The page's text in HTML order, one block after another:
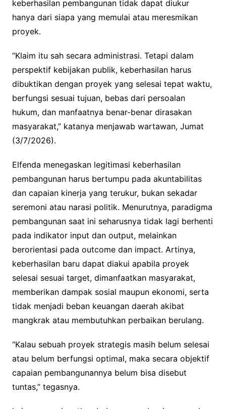
keberhasilan pembangunan tidak dapat diukur
hanya dari siapa yang memulai atau meresmikan
proyek.
“Klaim itu sah secara administrasi. Tetapi dalam
perspektif kebijakan publik, keberhasilan harus
dibuktikan dengan proyek yang selesai tepat waktu,
berfungsi sesuai tujuan, bebas dari persoalan
hukum, dan manfaatnya benar-benar dirasakan
masyarakat,” katanya menjawab wartawan, Jumat
(3/7/2026).
Elfenda menegaskan legitimasi keberhasilan
pembangunan harus bertumpu pada akuntabilitas
dan capaian kinerja yang terukur, bukan sekadar
seremoni atau narasi politik. Menurutnya, paradigma
pembangunan saat ini seharusnya tidak lagi berhenti
pada indikator input dan output, melainkan
berorientasi pada outcome dan impact. Artinya,
keberhasilan baru dapat diakui apabila proyek
selesai sesuai target, dimanfaatkan masyarakat,
memberikan dampak sosial maupun ekonomi, serta
tidak menjadi beban keuangan daerah akibat
mangkrak atau membutuhkan perbaikan berulang.
“Kalau sebuah proyek strategis masih belum selesai
atau belum berfungsi optimal, maka secara objektif
capaian pembangunannya belum bisa disebut
tuntas,” tegasnya.